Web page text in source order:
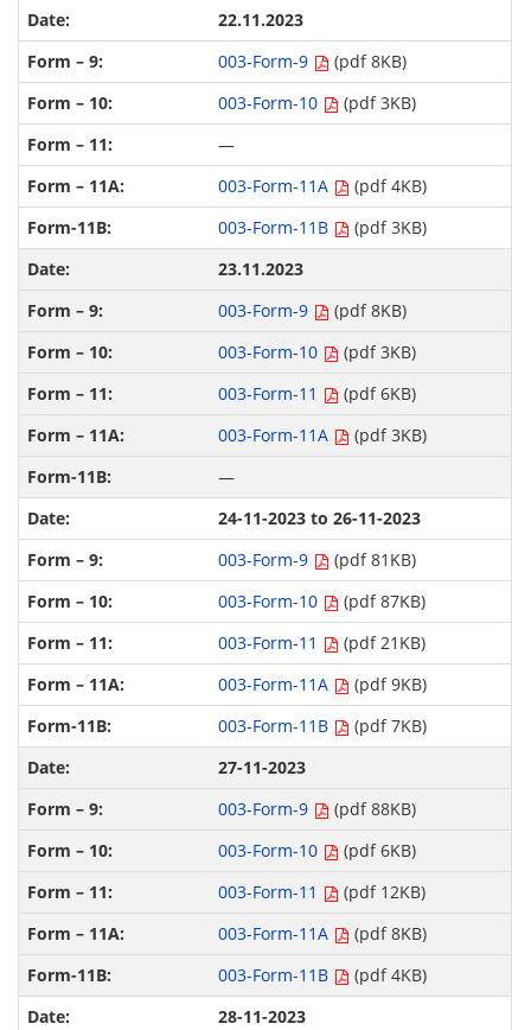
22.11.2023
003-Form-9
(pdf 8KB)
003-Form-10
(pdf 3KB)
—
003-Form-11A
(pdf 4KB)
003-Form-11B
(pdf 3KB)
23.11.2023
003-Form-9
(pdf 8KB)
003-Form-10
(pdf 3KB)
003-Form-11
(pdf 6KB)
003-Form-11A
(pdf 3KB)
—
24-11-2023 to 26-11-2023
003-Form-9
(pdf 81KB)
003-Form-10
(pdf 87KB)
003-Form-11
(pdf 21KB)
003-Form-11A
(pdf 9KB)
003-Form-11B
(pdf 7KB)
27-11-2023
003-Form-9
(pdf 88KB)
003-Form-10
(pdf 6KB)
003-Form-11
(pdf 12KB)
003-Form-11A
(pdf 8KB)
003-Form-11B
(pdf 4KB)
28-11-2023